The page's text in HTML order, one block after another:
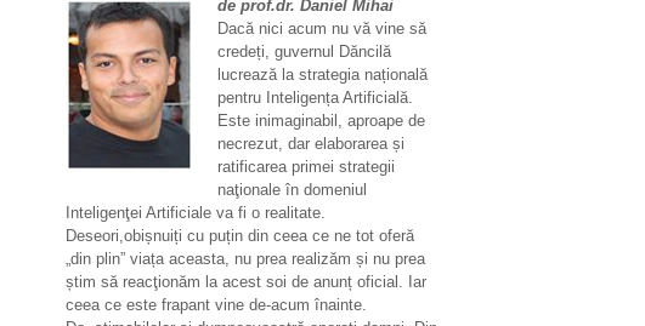
de prof.dr. Daniel Mihai
Dacă nici acum nu vă vine să
credeți, guvernul Dăncilă
lucrează la strategia națională
pentru Inteligența Artificială.
Este inimaginabil, aproape de
necrezut, dar elaborarea și
ratificarea primei strategii
naţionale în domeniul
Inteligenţei Artificiale va fi o realitate.
Deseori,obișnuiți cu puțin din ceea ce ne tot oferă
„din plin” viața aceasta, nu prea realizăm și nu prea
știm să reacţionăm la acest soi de anunț oficial. Iar
ceea ce este frapant vine de-acum înainte.